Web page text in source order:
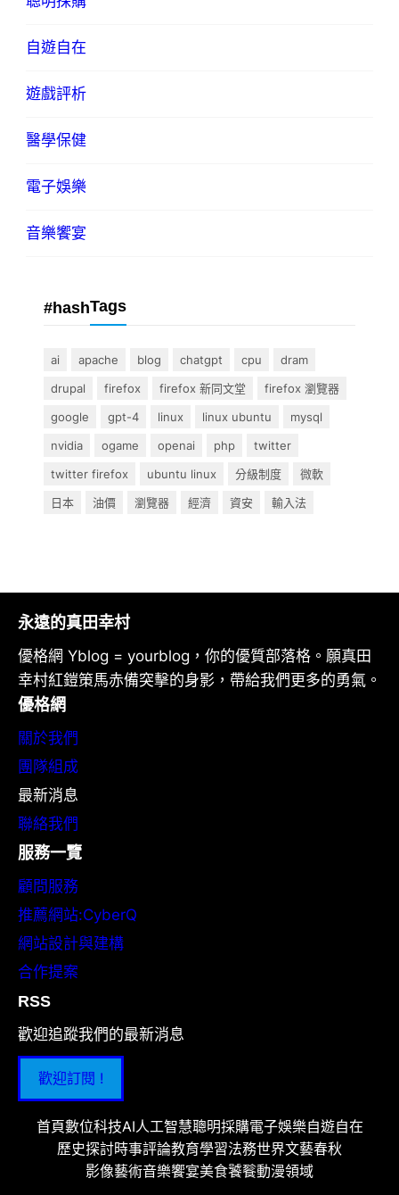
自遊自在
遊戲評析
醫學保健
電子娛樂
音樂饗宴
#hashTags
ai apache blog chatgpt cpu
dram
drupal
firefox firefox 新同文堂
firefox 瀏覽器
google
gpt-4 linux linux ubuntu
mysql
nvidia
ogame openai php
twitter
twitter firefox
ubuntu linux 分級制度
微軟
日本
油價 瀏覽器 經濟 資安 輸入法
永遠的真田幸村
優格網 Yblog = yourblog，你的優質部落格。願真田
幸村紅鎧策馬赤備突擊的身影，帶給我們更多的勇氣。
優格網
關於我們
團隊組成
最新消息
聯絡我們
服務一覽
顧問服務
推薦網站:CyberQ
網站設計與建構
合作提案
RSS
歡迎追蹤我們的最新消息
歡迎訂閱 !
首頁數位科技AI人工智慧聰明採購電子娛樂自遊自在
歷史探討時事評論教育學習法務世界文藝春秋
影像藝術音樂饗宴美食饕餮動漫領域